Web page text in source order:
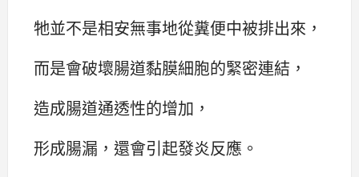
牠並不是相安無事地從糞便中被排出來，
而是會破壞腸道黏膜細胞的緊密連結，
造成腸道通透性的增加，
形成腸漏，還會引起發炎反應。